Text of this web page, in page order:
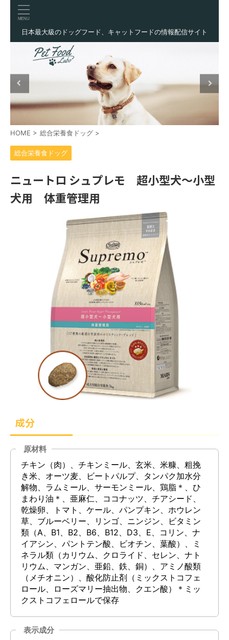
日本最大級のドッグフード、キャットフードの情報配信サイト
HOME > 総合栄養食ドッグ >
総合栄養食ドッグ
ニュートロ シュプレモ 超小型犬〜小型
犬用 体重管理用
成分
原材料
チキン（肉）、チキンミール、玄米、米糠、粗挽
き米、オーツ麦、ビートパルプ、タンパク加水分
解物、ラムミール、サーモンミール、鶏脂＊、ひ
まわり油＊、亜麻仁、ココナッツ、チアシード、
乾燥卵、トマト、ケール、パンプキン、ホウレン
草、ブルーベリー、リンゴ、ニンジン、ビタミン
類（A、B1、B2、B6、B12、D3、E、コリン、ナ
イアシン、パントテン酸、ビオチン、葉酸）、ミ
ネラル類（カリウム、クロライド、セレン、ナト
リウム、マンガン、亜鉛、鉄、銅）、アミノ酸類
（メチオニン）、酸化防止剤（ミックストコフェ
ロール、ローズマリー抽出物、クエン酸）＊ミッ
クストコフェロールで保存
表示成分